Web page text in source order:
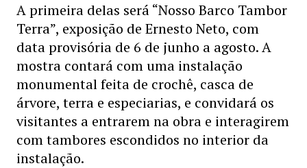
A primeira delas será “Nosso Barco Tambor
Terra”, exposição de Ernesto Neto, com
data provisória de 6 de junho a agosto. A
mostra contará com uma instalação
monumental feita de crochê, casca de
árvore, terra e especiarias, e convidará os
visitantes a entrarem na obra e interagirem
com tambores escondidos no interior da
instalação.